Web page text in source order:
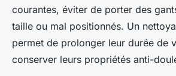
courantes, éviter de porter des
taille ou mal positionnés. Un
permet de prolonger leur durée de
conserver leurs propriétés anti-